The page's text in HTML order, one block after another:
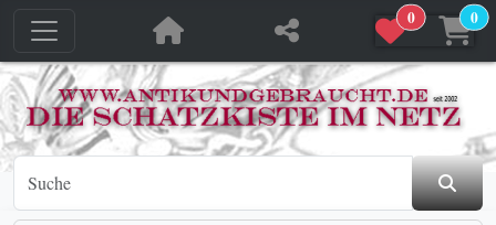
0 0
jetzt in den Warenkorb
jetzt in den Warenkorb